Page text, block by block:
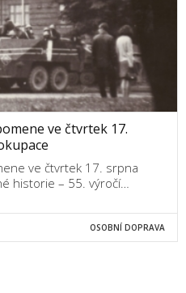
ve čtvrtek 17.
ve čtvrtek 17. srpna
historie – 55. výročí…
OSOBNÍ DOPRAVA